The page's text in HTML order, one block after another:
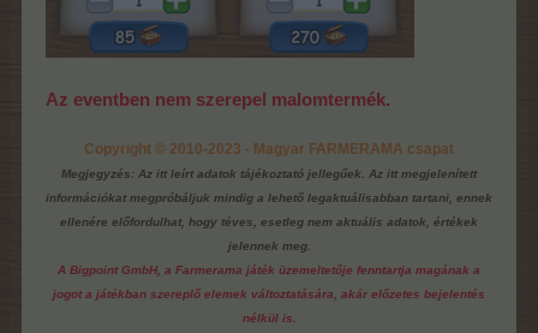
Az eventben nem szerepel malomtermék.
Copyright © 2010-2023 - Magyar FARMERAMA csapat
Megjegyzés: Az itt leírt adatok tájékoztató jellegűek. Az itt megjelenített
információkat megpróbáljuk mindig a lehető legaktuálisabban tartani, ennek
ellenére előfordulhat, hogy téves, esetleg nem aktuális adatok, értékek
jelennek meg.
A Bigpoint GmbH, a Farmerama játék üzemeltetője fenntartja magának a
jogot a játékban szereplő elemek változtatására, akár előzetes bejelentés
nélkül is.